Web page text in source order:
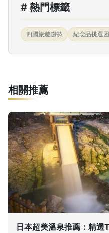
# 熱門標籤
四國旅遊趨勢 紀念品挑選
相關推薦
日本超美溫泉推薦：精